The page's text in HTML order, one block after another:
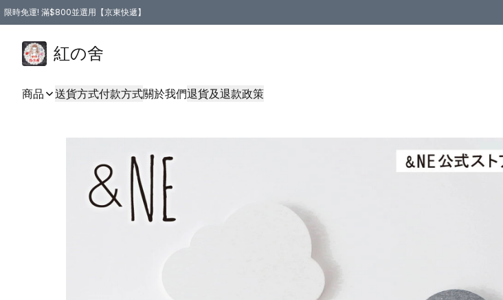
限時免運! 滿$800並選用【京東快遞】
紅の舍
商品 送貨方式付款方式關於我們退貨及退款政策